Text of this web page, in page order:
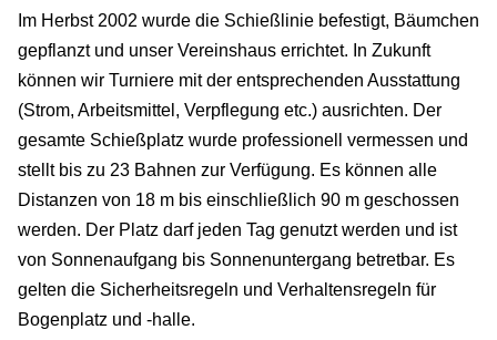
Im Herbst 2002 wurde die Schießlinie befestigt, Bäumchen
gepflanzt und unser Vereinshaus errichtet. In Zukunft
können wir Turniere mit der entsprechenden Ausstattung
(Strom, Arbeitsmittel, Verpflegung etc.) ausrichten. Der
gesamte Schießplatz wurde professionell vermessen und
stellt bis zu 23 Bahnen zur Verfügung. Es können alle
Distanzen von 18 m bis einschließlich 90 m geschossen
werden. Der Platz darf jeden Tag genutzt werden und ist
von Sonnenaufgang bis Sonnenuntergang betretbar. Es
gelten die Sicherheitsregeln und Verhaltensregeln für
Bogenplatz und -halle.